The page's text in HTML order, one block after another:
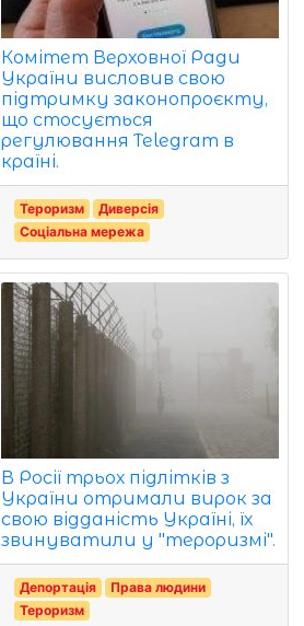
Комітет Верховної Ради
України висловив свою
підтримку законопроєкту,
що стосується
регулювання Telegram в
країні.
Тероризм
Диверсія
Соціальна мережа
В Росії трьох підлітків з
України отримали вирок за
свою відданість Україні, їх
звинуватили у "тероризмі".
Депортація
Права людини
Тероризм